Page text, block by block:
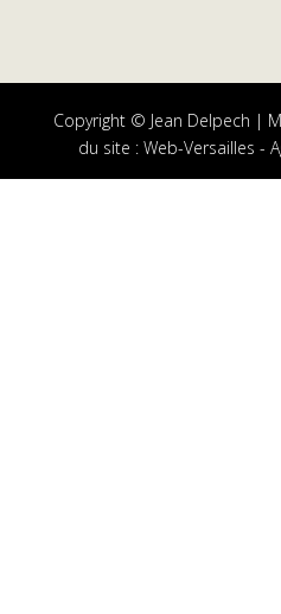
Copyright © Jean Delpech |
du site :Web-Versailles -